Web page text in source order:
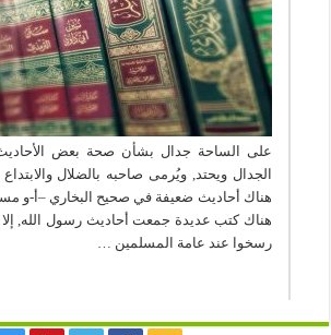
على الساحة جدال بشأن صحة بعض
الجدال ويحتد, ويُرمى صاحبه بالضلال
هناك أحاديث ضعيفة في صحيح البخاري –أ-و
هناك كتب عديدة جمعت أحاديث رسول الله,
رسخوا عند عامة المسلمين …